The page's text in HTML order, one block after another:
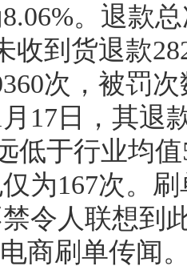
。退款
收到货退款
次，被罚
17日，其退
低于行业均
为167次。
令人联想到
商刷单传闻